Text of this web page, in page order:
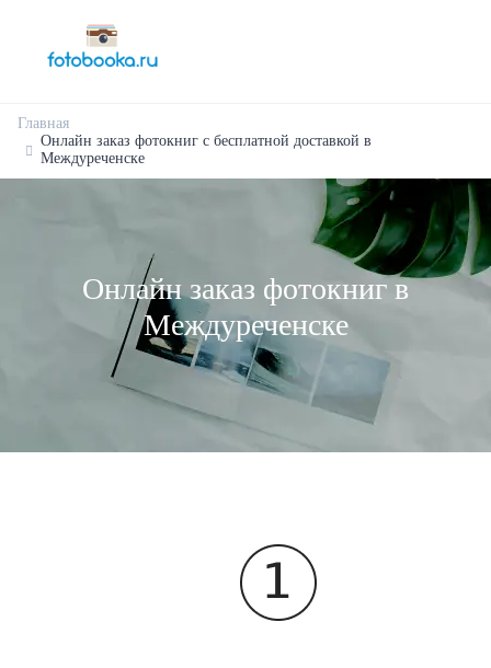
Главная
Онлайн заказ фотокниг с бесплатной доставкой в
Междуреченске
Онлайн заказ фотокниг в
Междуреченске